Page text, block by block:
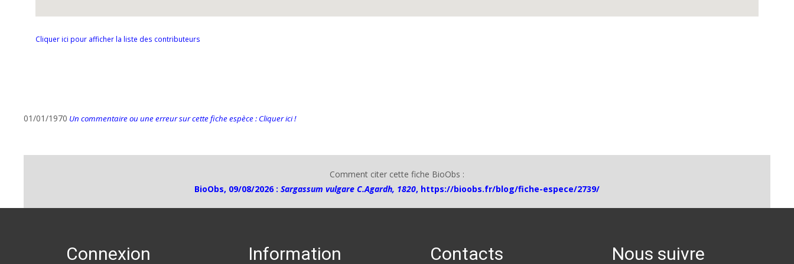
Cliquer ici pour afficher la liste des contributeurs
01/01/1970 Un commentaire ou une erreur sur cette fiche espèce : Cliquer ici !
Comment citer cette fiche BioObs :
BioObs, 09/08/2026 : Sargassum vulgare C.Agardh, 1820, https://bioobs.fr/blog/fiche-espece/2739/
Connexion Information Contacts Nous suivre